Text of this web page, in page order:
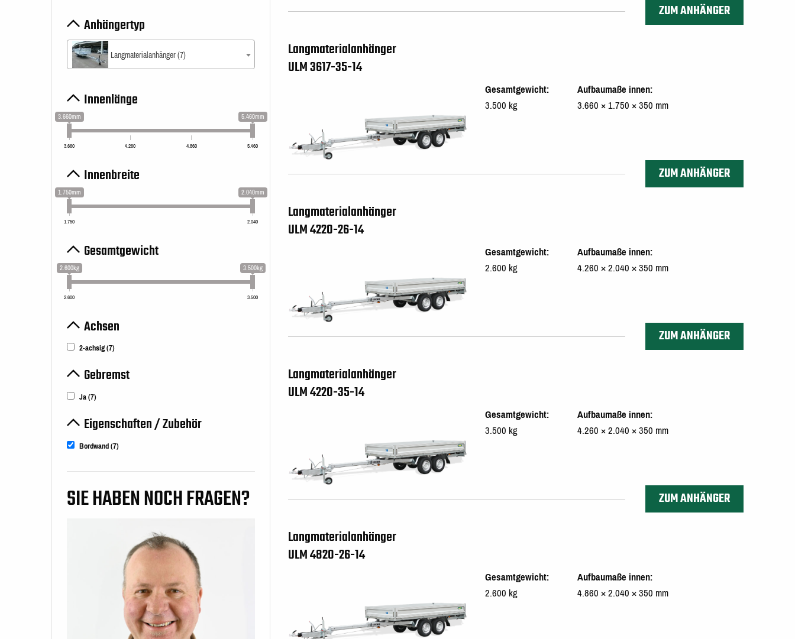
ZUM ANHÄNGER
Langmaterialanhänger
ULM 3617-35-14
Gesamtgewicht
3.500 kg
Aufbaumaße innen
3.660 × 1.750 × 350 mm
ZUM ANHÄNGER
Langmaterialanhänger
ULM 4220-26-14
Gesamtgewicht
2.600 kg
Aufbaumaße innen
4.260 × 2.040 × 350 mm
ZUM ANHÄNGER
Langmaterialanhänger
ULM 4220-35-14
Gesamtgewicht
3.500 kg
Aufbaumaße innen
4.260 × 2.040 × 350 mm
ZUM ANHÄNGER
Langmaterialanhänger
ULM 4820-26-14
Gesamtgewicht
2.600 kg
Aufbaumaße innen
4.860 × 2.040 × 350 mm
Anhängertyp
Langmaterialanhänger (7)
Innenlänge
3.660mm 5.460mm
3.660 4.260 4.860 5.460
Innenbreite
1.750mm 2.040mm
1.750 2.040
Gesamtgewicht
2.600kg 3.500kg
2.600 3.500
Achsen
2-achsig(7)
Gebremst
Ja(7)
Eigenschaften / Zubehör
Bordwand(7)
SIE HABEN NOCH FRAGEN?